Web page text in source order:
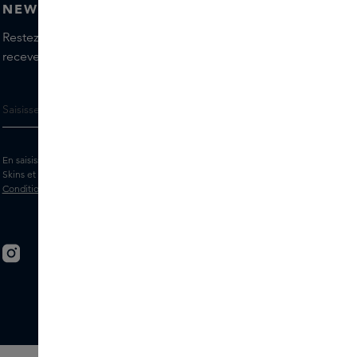
NEWSLETTER
Restez informé(e) des dernières marques et produits,
recevez les conseils de nos Skins Experts.
En saisissant votre adresse e-mail, vous acceptez de recevoir la newsletter
Skins et des messages marketing personnalisés par e-mail. Consultez les
Conditions générales